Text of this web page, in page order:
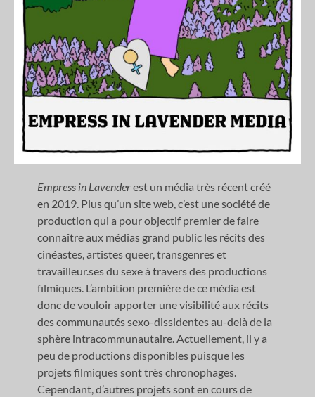
Empress in Lavenderest un média très récent créé
en 2019. Plus qu’un site web, c’est une société de
production qui a pour objectif premier de faire
connaître aux médias grand public les récits des
cinéastes, artistes queer, transgenres et
travailleur.ses du sexe à travers des productions
filmiques. L’ambition première de ce média est
donc de vouloir apporter une visibilité aux récits
des communautés sexo-dissidentes au-delà de la
sphère intracommunautaire. Actuellement, il y a
peu de productions disponibles puisque les
projets filmiques sont très chronophages.
Cependant, d’autres projets sont en cours de